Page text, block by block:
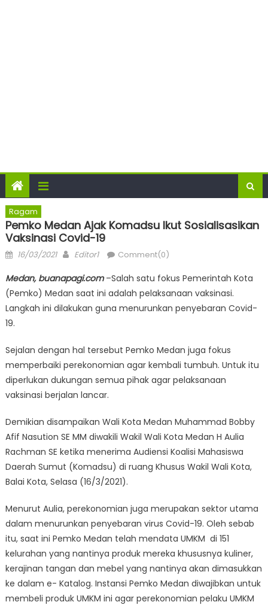
Ragam
Pemko Medan Ajak Komadsu Ikut Sosialisasikan
Vaksinasi Covid-19
Posted
16/03/2021 Author
Editor1 Comment(0)
Medan, buanapagi.com–Salah satu fokus Pemerintah Kota
(Pemko) Medan saat ini adalah pelaksanaan vaksinasi.
Langkah ini dilakukan guna menurunkan penyebaran Covid-
19.
Sejalan dengan hal tersebut Pemko Medan juga fokus
memperbaiki perekonomian agar kembali tumbuh. Untuk itu
diperlukan dukungan semua pihak agar pelaksanaan
vaksinasi berjalan lancar.
Demikian disampaikan Wali Kota Medan Muhammad Bobby
Afif Nasution SE MM diwakili Wakil Wali Kota Medan H Aulia
Rachman SE ketika menerima Audiensi Koalisi Mahasiswa
Daerah Sumut (Komadsu) di ruang Khusus Wakil Wali Kota,
Balai Kota, Selasa (16/3/2021).
Menurut Aulia, perekonomian juga merupakan sektor utama
dalam menurunkan penyebaran virus Covid-19. Oleh sebab
itu, saat ini Pemko Medan telah mendata UMKM di 151
kelurahan yang nantinya produk mereka khususnya kuliner,
kerajinan tangan dan mebel yang nantinya akan dimasukkan
ke dalam e- Katalog. Instansi Pemko Medan diwajibkan untuk
membeli produk UMKM ini agar perekonomian pelaku UMKM